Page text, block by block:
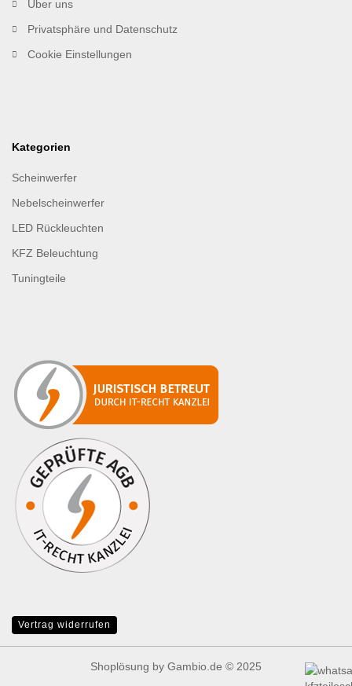
Über uns
Privatsphäre und Datenschutz
Cookie Einstellungen
Kategorien
Scheinwerfer
Nebelscheinwerfer
LED Rückleuchten
KFZ Beleuchtung
Tuningteile
Vertrag widerrufen
Shoplösung by Gambio.de © 2025